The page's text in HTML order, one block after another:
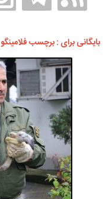
بایگانی برای : برچسب فلامینگو